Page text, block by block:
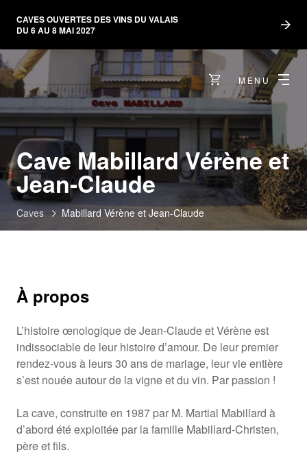
CAVES OUVERTES DES VINS DU VALAIS
DU 6 AU 8 MAI 2027
MENU
Cave Mabillard Vérène et
Jean-Claude
Caves Mabillard Vérène et Jean-Claude
À propos
L’histoire œnologique de Jean-Claude et Vérène est
indissociable de leur histoire d’amour. De leur premier
rendez-vous à leurs 30 ans de mariage, leur vie entière
s’est nouée autour de la vigne et du vin. Par passion !
La cave, construite en 1987 par M. Martial Mabillard à
d’abord été exploitée par la famille Mabillard-Christen,
père et fils.